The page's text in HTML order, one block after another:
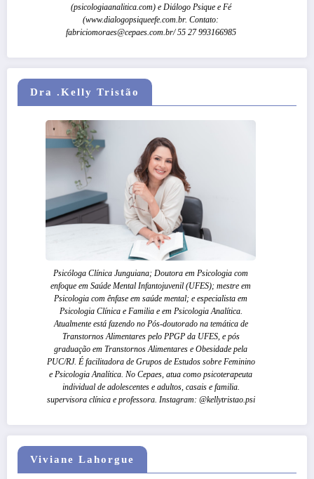
(psicologiaanalitica.com) e Diálogo Psique e Fé
(www.dialogopsiqueefe.com.br. Contato:
fabriciomoraes@cepaes.com.br/ 55 27 993166985
Dra .Kelly Tristão
Psicóloga Clínica Junguiana; Doutora em Psicologia com
enfoque em Saúde Mental Infantojuvenil (UFES); mestre em
Psicologia com ênfase em saúde mental; e especialista em
Psicologia Clínica e Familia e em Psicologia Analítica.
Atualmente está fazendo no Pós-doutorado na temática de
Transtornos Alimentares pelo PPGP da UFES, e pós
graduação em Transtornos Alimentares e Obesidade pela
PUC/RJ. É facilitadora de Grupos de Estudos sobre Feminino
e Psicologia Analítica. No Cepaes, atua como psicoterapeuta
individual de adolescentes e adultos, casais e familia.
supervisora clínica e professora. Instagram: @kellytristao.psi
Viviane Lahorgue